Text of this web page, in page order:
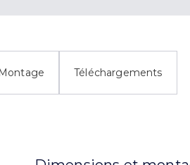
Montage Téléchargements